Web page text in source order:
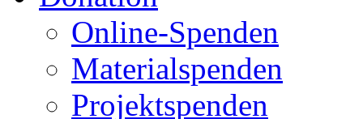
Online-Spenden
Materialspenden
Projektspenden